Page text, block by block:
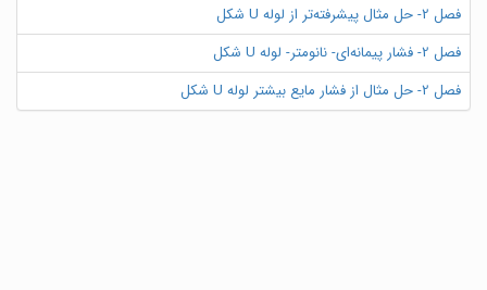
فصل 2- حل مثال پیشرفته‌تر از لوله U شکل
فصل 2- فشار پیمانه‌ای- نانومتر- لوله U شکل
فصل 2- حل مثال از فشار مایع بیشتر لوله U شکل